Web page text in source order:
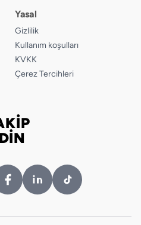
Yasal
Gizlilik
Kullanım koşulları
KVKK
Çerez Tercihleri